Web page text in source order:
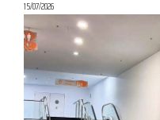
15/07/2026